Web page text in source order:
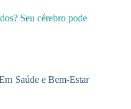
Seu cérebro pode
Saúde e Bem-Estar